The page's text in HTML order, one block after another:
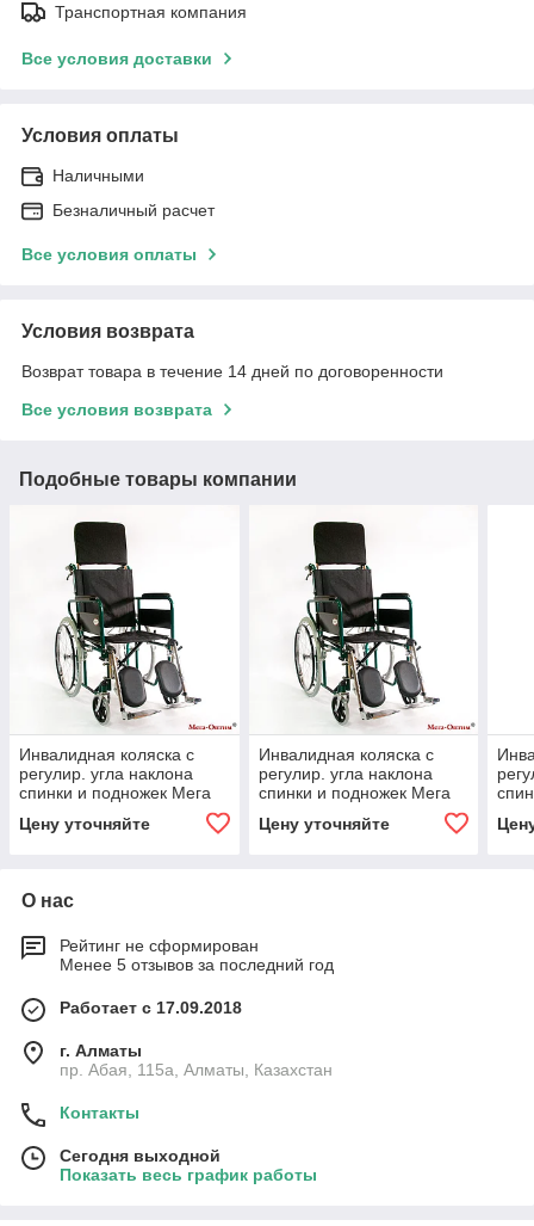
Транспортная компания
Все условия доставки
Условия оплаты
Наличными
Безналичный расчет
Все условия оплаты
Условия возврата
Возврат товара в течение 14 дней по договоренности
Все условия возврата
Подобные товары компании
Инвалидная коляска с
регулир. угла наклона
спинки и подножек Мега
Оптим FS 902 GС, литые
задние колеса
Цену уточняйте
Инвалидная коляска с
регулир. угла наклона
спинки и подножек Мега
пневматич. задние колеса
Цену уточняйте
О нас
Рейтинг не сформирован
Менее 5 отзывов за последний год
Работает с 17.09.2018
г. Алматы
пр. Абая, 115а, Алматы, Казахстан
Контакты
Сегодня выходной
Показать весь график работы